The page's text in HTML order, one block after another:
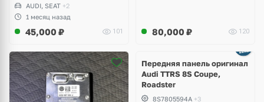
AUDI, SEAT +2
1 месяц назад
45,000 ₽ 101 80,000 ₽ 120
2 фото
Передняя панель оригинал
Audi TTRS 8S Coupe,
Roadster
8S7805594A +3